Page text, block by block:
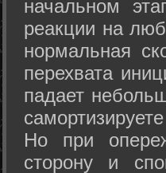
начальном
реакции на
нормальная
перехвата
падает
Но при
сторону и